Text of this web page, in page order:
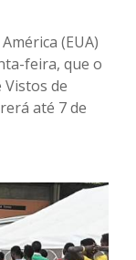
(EUA)
feira, que o
de
até 7 de